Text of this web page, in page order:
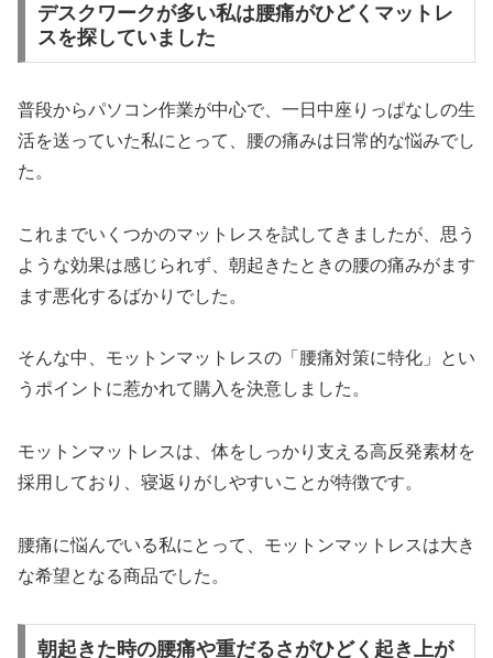
デスクワークが多い私は腰痛がひどくマットレ
スを探していました
普段からパソコン作業が中心で、一日中座りっぱなしの生
活を送っていた私にとって、腰の痛みは日常的な悩みでし
た。
これまでいくつかのマットレスを試してきましたが、思う
ような効果は感じられず、朝起きたときの腰の痛みがます
ます悪化するばかりでした。
そんな中、モットンマットレスの「腰痛対策に特化」とい
うポイントに惹かれて購入を決意しました。
モットンマットレスは、体をしっかり支える高反発素材を
採用しており、寝返りがしやすいことが特徴です。
腰痛に悩んでいる私にとって、モットンマットレスは大き
な希望となる商品でした。
朝起きた時の腰痛や重だるさがひどく起き上が